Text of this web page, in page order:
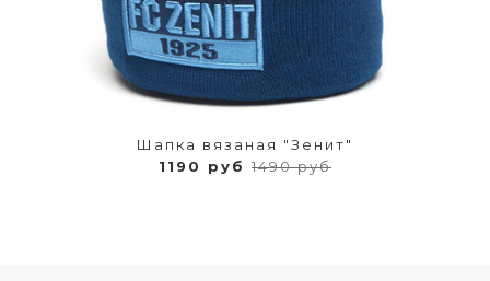
Шапка вязаная "Зенит"
1190 руб 1490 руб